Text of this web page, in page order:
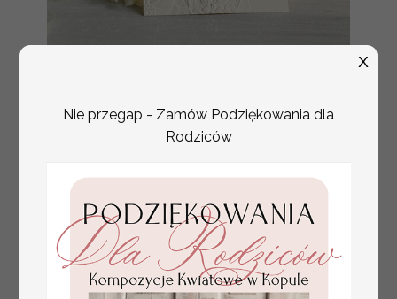
na stół weselny, złote
lub srebrne napisy
Nie przegap - Zamów Podziękowania dla
Rodziców
X